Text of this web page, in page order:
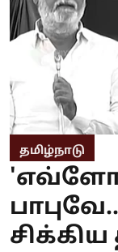
தமிழ்நாடு
'எவ்ளோ
சிக்கிய